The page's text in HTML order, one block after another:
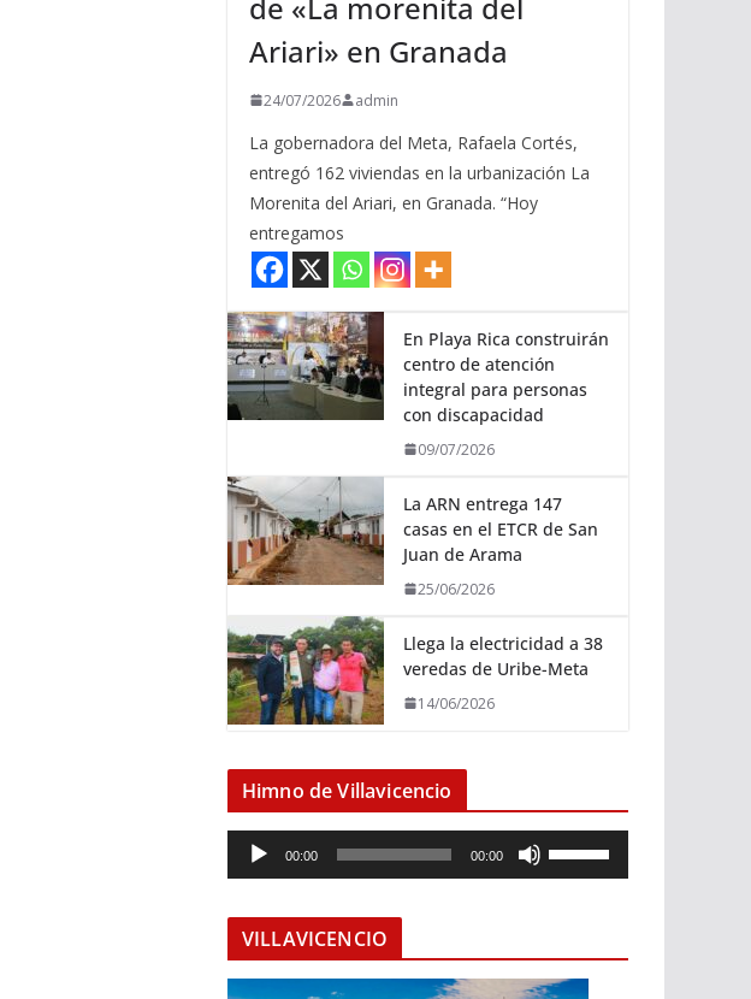
Ariari» en Granada
24/07/2026 admin
La gobernadora del Meta, Rafaela Cortés,
entregó 162 viviendas en la urbanización La
Morenita del Ariari, en Granada. “Hoy
entregamos
En Playa Rica construirán
centro de atención
integral para personas
con discapacidad
09/07/2026
La ARN entrega 147
casas en el ETCR de San
Juan de Arama
25/06/2026
Llega la electricidad a 38
veredas de Uribe-Meta
14/06/2026
Himno de Villavicencio
e
o
00:00 00:00
i
z
VILLAVICENCIO